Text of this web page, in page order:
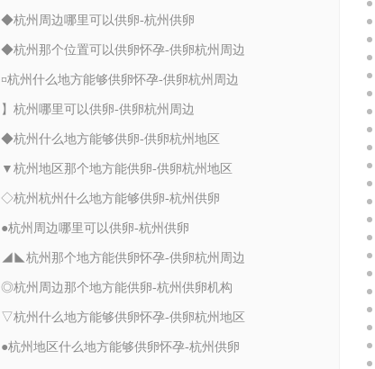
◆杭州周边哪里可以供卵-杭州供卵
◆杭州那个位置可以供卵怀孕-供卵杭州周边
¤杭州什么地方能够供卵怀孕-供卵杭州周边
】杭州哪里可以供卵-供卵杭州周边
◆杭州什么地方能够供卵-供卵杭州地区
▼杭州地区那个地方能供卵-供卵杭州地区
◇杭州杭州什么地方能够供卵-杭州供卵
●杭州周边哪里可以供卵-杭州供卵
◢◣杭州那个地方能供卵怀孕-供卵杭州周边
◎杭州周边那个地方能供卵-杭州供卵机构
▽杭州什么地方能够供卵怀孕-供卵杭州地区
●杭州地区什么地方能够供卵怀孕-杭州供卵